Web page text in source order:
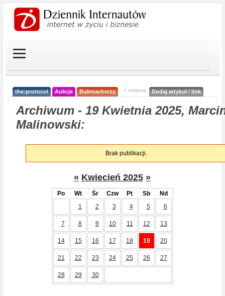
the:protocol Aukcje Bukmacherzy < reklama Dodaj artykuł / link
Archiwum - 19 Kwietnia 2025,
Malinowski:
Brak publikacji.
« Kwiecień 2025 »
Po Wt Śr Czw Pt Sb
Nd
1
2 3 4 5 6
7 8 9 10 11 12 13
14 15 16 17 18 19 20
21 22 23 24 25 26 27
28 29 30